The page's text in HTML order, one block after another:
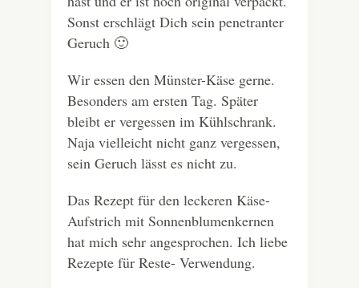
Sonst erschlägt Dich sein penetranter
Geruch 🙂
Wir essen den Münster-Käse gerne.
Besonders am ersten Tag. Später
bleibt er vergessen im Kühlschrank.
Naja vielleicht nicht ganz vergessen,
sein Geruch lässt es nicht zu.
Das Rezept für den leckeren Käse-
Aufstrich mit Sonnenblumenkernen
hat mich sehr angesprochen. Ich liebe
Rezepte für Reste- Verwendung.